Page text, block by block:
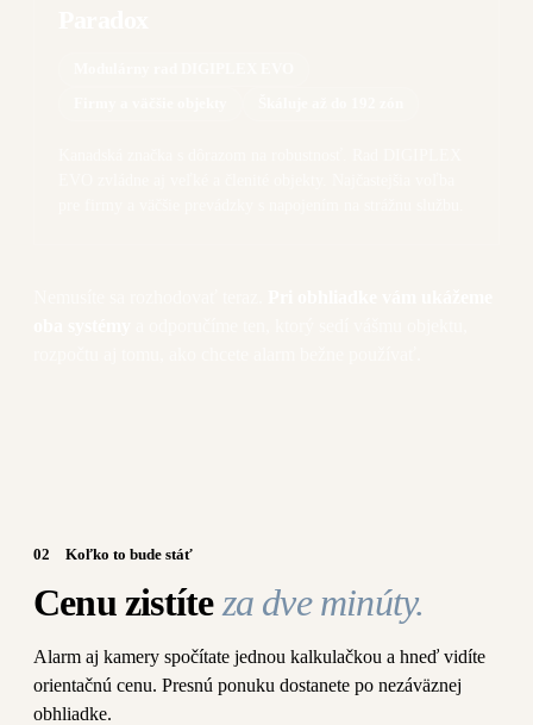
02 Koľko to bude stáť
Cenu zistíteza dve minúty.
Alarm aj kamery spočítate jednou kalkulačkou a hneď vidíte
orientačnú cenu. Presnú ponuku dostanete po nezáväznej
obhliadke.